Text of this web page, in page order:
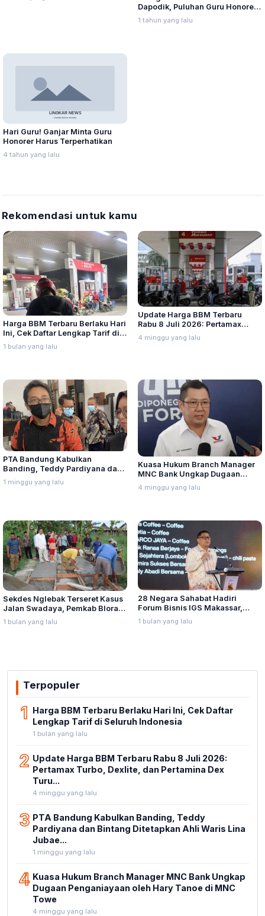
Dapodik, Puluhan Guru Honorer
Wadul ke DPRD Pati
1 tahun yang lalu
Hari Guru! Ganjar Minta Guru
Honorer Harus Terperhatikan
4 tahun yang lalu
Rekomendasi untuk kamu
Harga BBM Terbaru Berlaku Hari
Ini, Cek Daftar Lengkap Tarif di
Seluruh Indonesia
1 bulan yang lalu
Update Harga BBM Terbaru
Rabu 8 Juli 2026: Pertamax
Turbo, Dexlite, dan Pertamina
Dex Turun
4 minggu yang lalu
PTA Bandung Kabulkan
Banding, Teddy Pardiyana dan
Bintang Ditetapkan Ahli Waris
Lina Jubaedah
1 minggu yang lalu
Kuasa Hukum Branch Manager
MNC Bank Ungkap Dugaan
Penganiayaan oleh Hary Tanoe
di MNC Towe
4 minggu yang lalu
Sekdes Nglebak Terseret Kasus
Jalan Swadaya, Pemkab Blora
Sebut Pendampingan Hukum
Bukan Kewenangannya
1 bulan yang lalu
28 Negara Sahabat Hadiri
Forum Bisnis IGS Makassar,
Munafri Tawarkan Investasi
Stadion Untia
1 bulan yang lalu
Terpopuler
1 Harga BBM Terbaru Berlaku Hari Ini, Cek Daftar
Lengkap Tarif di Seluruh Indonesia
1 bulan yang lalu
2 Update Harga BBM Terbaru Rabu 8 Juli 2026:
Pertamax Turbo, Dexlite, dan Pertamina Dex
Turu...
4 minggu yang lalu
3 PTA Bandung Kabulkan Banding, Teddy
Pardiyana dan Bintang Ditetapkan Ahli Waris Lina
Jubae...
1 minggu yang lalu
4 Kuasa Hukum Branch Manager MNC Bank Ungkap
Dugaan Penganiayaan oleh Hary Tanoe di MNC
Towe
4 minggu yang lalu